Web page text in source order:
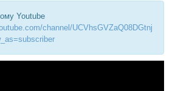
Youtube
channel/UCVhsGVZaQ08DGtnj